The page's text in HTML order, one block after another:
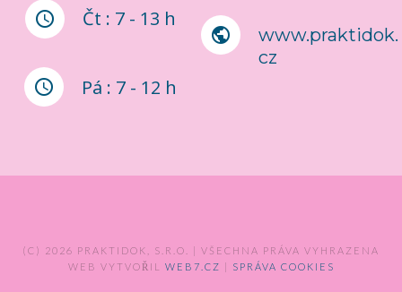
Čt : 7 - 13 h
Pá : 7 - 12 h
www.praktidok.
cz
(C) 2026 PRAKTIDOK, S.R.O. | VŠECHNA PRÁVA VYHRAZENA
WEB VYTVOŘIL
WEB7.CZ | SPRÁVA COOKIES